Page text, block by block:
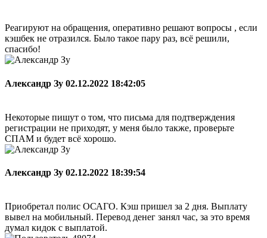
Реагируют на обращения, оперативно решают вопросы , если
кэшбек не отразился. Было такое пару раз, всё решили,
спасибо!
Александр Зу 02.12.2022 18:42:05
Некоторые пишут о том, что письма для подтверждения
регистрации не приходят, у меня было также, проверьте
СПАМ и будет всё хорошо.
Александр Зу 02.12.2022 18:39:54
Приобретал полис ОСАГО. Кэш пришел за 2 дня. Выплату
вывел на мобильный. Перевод денег занял час, за это время
думал кидок с выплатой.